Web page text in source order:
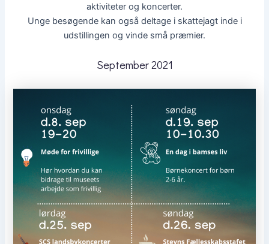
aktiviteter og koncerter.
Unge besøgende kan også deltage i skattejagt inde i
udstillingen og vinde små præmier.
September 2021